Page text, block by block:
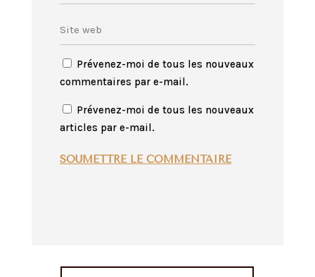
Prévenez-moi de tous les nouveaux
commentaires par e-mail.
Prévenez-moi de tous les nouveaux
articles par e-mail.
SOUMETTRE LE COMMENTAIRE